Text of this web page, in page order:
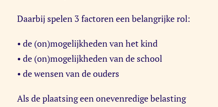
Daarbij spelen 3 factoren een belangrijke rol:
• de (on)mogelijkheden van het kind
• de (on)mogelijkheden van de school
• de wensen van de ouders
Als de plaatsing een onevenredige belasting